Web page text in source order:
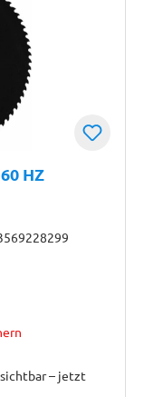
HZ
– jetzt